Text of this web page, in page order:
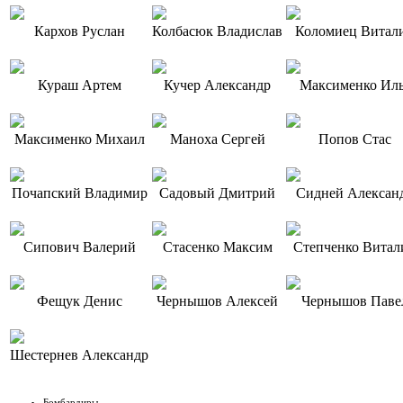
Кархов Руслан Колбасюк Владислав Коломиец
Кураш Артем Кучер Александр Максименко
Максименко Михаил Маноха Сергей Попов Стас
Почапский Владимир Садовый Дмитрий Сидней
Сипович Валерий Стасенко Максим Степченко
Фещук Денис Чернышов Алексей Чернышов
Шестернев Александр